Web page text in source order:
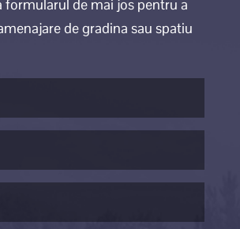
formularul de mai jos pentru a
de gradina sau spatiu